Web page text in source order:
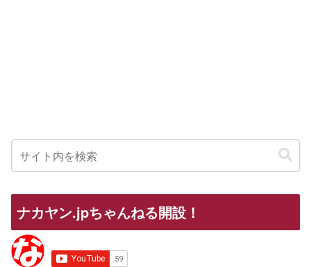
ナカヤン.jpちゃんねる開設！